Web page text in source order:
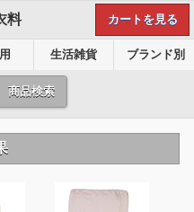
料 カートを見る
生活雑貨 ブランド別
商品検索